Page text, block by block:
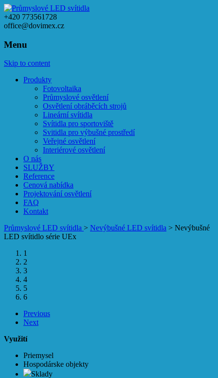
+420 773561728
office@dovimex.cz
Menu
Skip to content
Produkty
Fotovoltaika
Průmyslové osvětlení
Osvětlení obráběcích strojů
Lineární svítidla
Svítidla pro sportoviště
Svitidla pro výbušné prostředí
Veřejné osvětlení
Interiérové osvětlení
O nás
SLUŽBY
Reference
Cenová nabídka
Projektování osvětlení
FAQ
Kontakt
Průmyslové LED svítidla > Nevýbušné LED svítidla > Nevýbušné
LED svítidlo série UEx
1
2
3
4
5
6
Previous
Next
Využití
Priemysel
Hospodárske objekty
Sklady